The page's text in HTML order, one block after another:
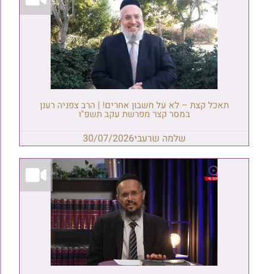
תאכל קצת – לא על חשבון אחרים! | הרב צפניה רענן
במסר קצר מפרשת עקב תשפ"ו
שלמה שרעבי30/07/2026